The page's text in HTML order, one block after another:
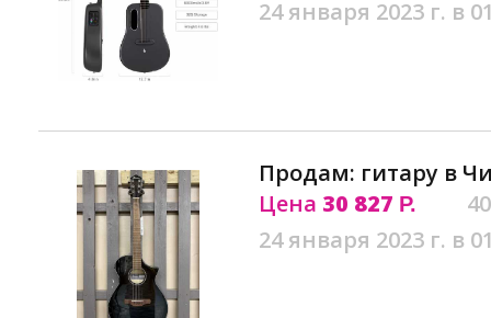
24 января 2023 г. в
Продам: гитару в
Цена 30 827 Р.
24 января 2023 г. в